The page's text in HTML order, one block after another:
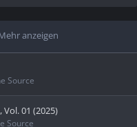
anzeigen
Source
01 (2025)
Source